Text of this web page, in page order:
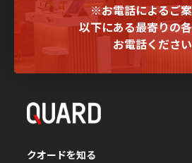
※お電話によるご
以下にある最寄りの
お電話ください
クオードを知る